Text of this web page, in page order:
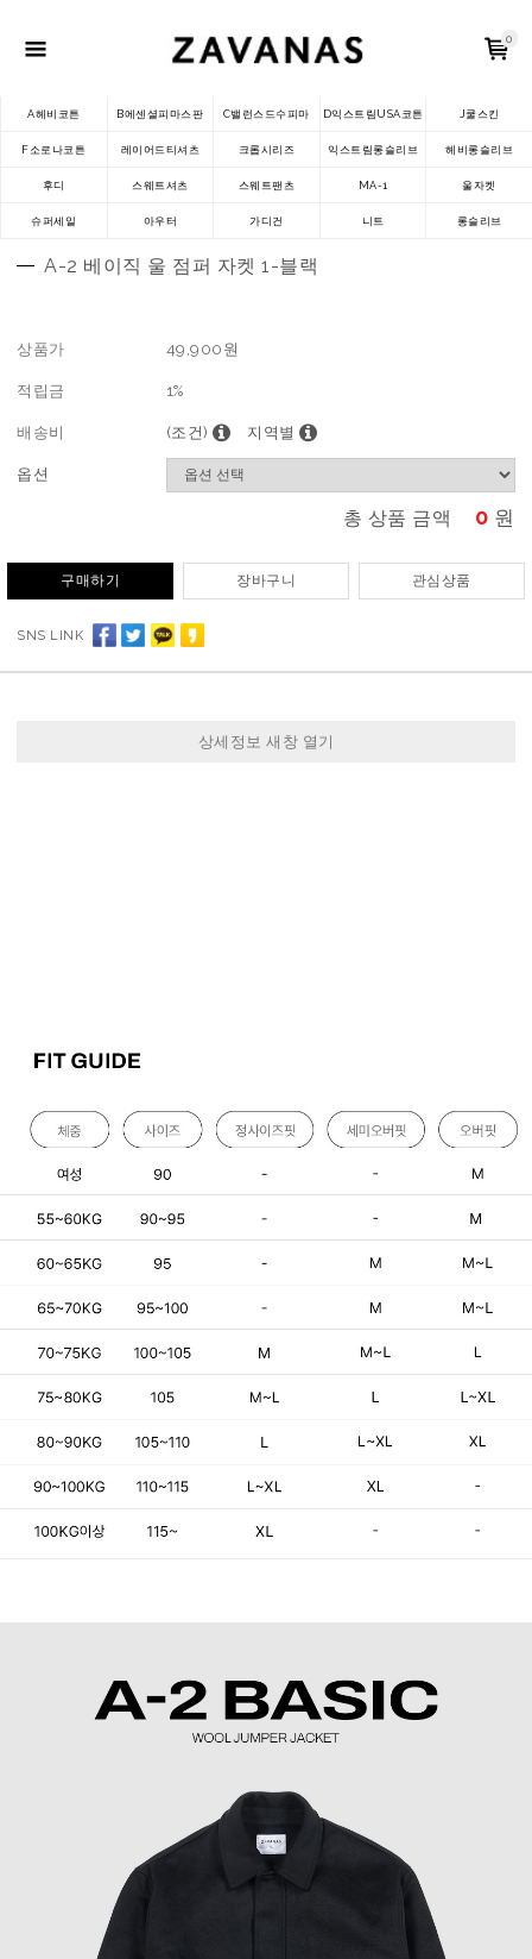
0
A헤비코튼 B에센셜피마스판 C밸런스드수피마 D익스트림USA코튼 J쿨스킨
F소로나코튼 레이어드티셔츠 크롭시리즈 익스트림롱슬리브 헤비롱슬리브
후디 스웨트셔츠 스웨트팬츠 MA-1 울자켓
슈퍼세일 아우터 가디건 니트 롱슬리브
A-2 베이직 울 점퍼 자켓 1-블랙
상품가 49,900 원
적립금 1%
배송비 (조건) 지역별
옵션
총 상품 금액 0 원
구매하기 장바구니 관심상품
SNS LINK
상세정보 새창 열기